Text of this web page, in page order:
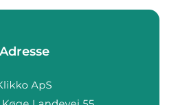
Adresse